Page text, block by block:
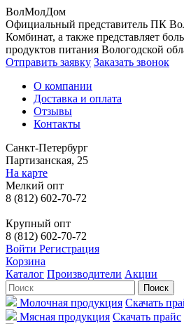
ВолМолДом
Официальный представитель ПК
Комбинат, а также представляет
продуктов питания Вологодской
Отправить заявку Заказать звонок
О компании
Доставка и оплата
Отзывы
Контакты
Санкт-Петербург
Партизанская, 25
На карте
Мелкий опт
8 (812) 602-70-72
Крупный опт
8 (812) 602-70-72
Войти Регистрация
Корзина
Каталог Производители Акции
Молочная продукция Скачать
Мясная продукция Скачать прайс